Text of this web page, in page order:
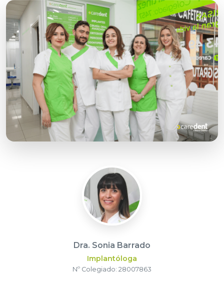
Dra. Sonia Barrado
Implantóloga
Nº Colegiado: 28007863